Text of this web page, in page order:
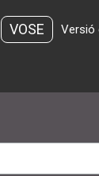
VOSE Versió